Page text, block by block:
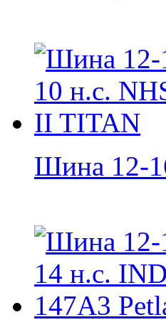
Шина 12-